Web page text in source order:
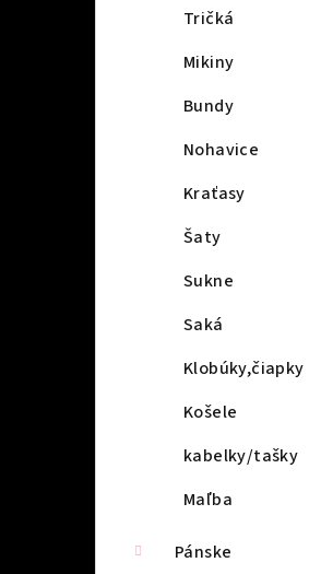
Tričká
Mikiny
Bundy
Nohavice
Kraťasy
Šaty
Sukne
Saká
Klobúky,čiapky
Košele
kabelky/tašky
Maľba
Pánske